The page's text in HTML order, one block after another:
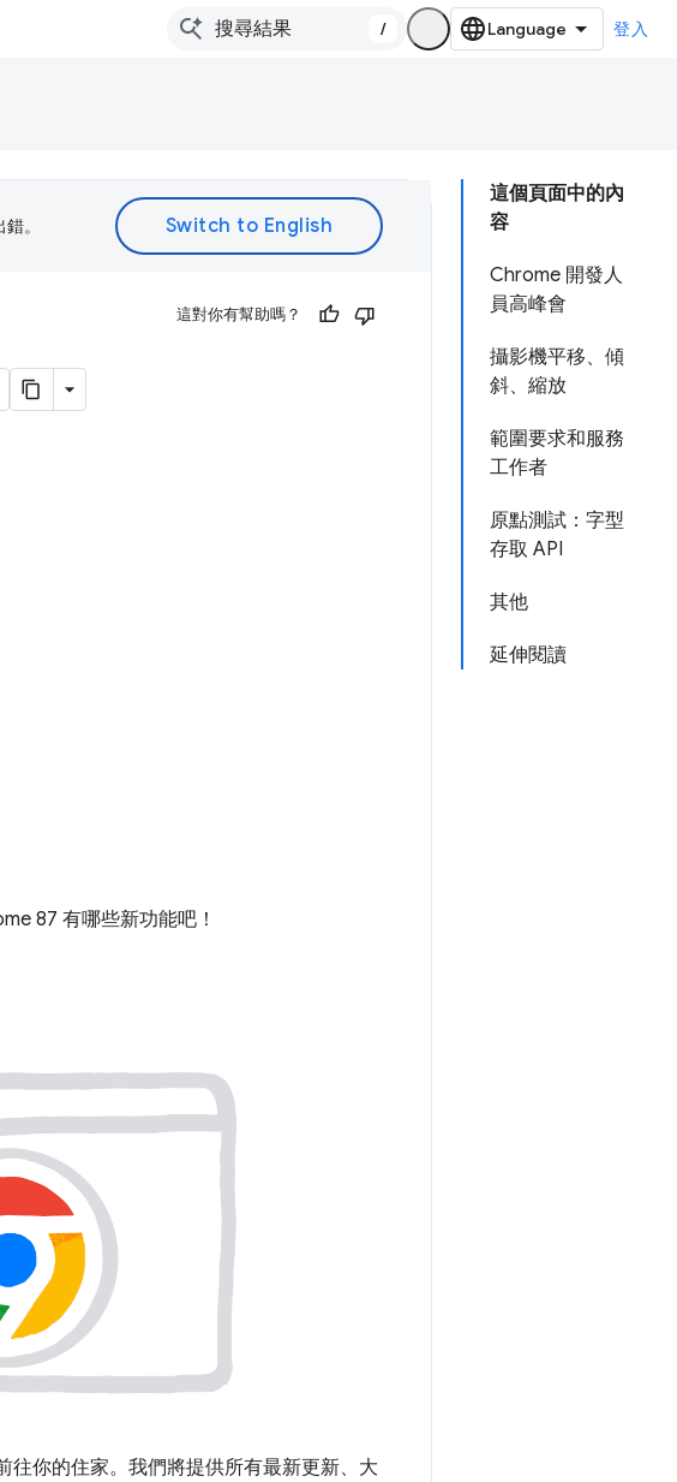
/ 登入
這個頁面中的內
容
Chrome 開發人
員高峰會
攝影機平移、傾
斜、縮放
範圍要求和服務
工作者
原點測試：字型
存取 API
其他
延伸閱讀
。
這對你有幫助嗎？
87 有哪些新功能吧！
往你的住家。我們將提供所有最新更新、大